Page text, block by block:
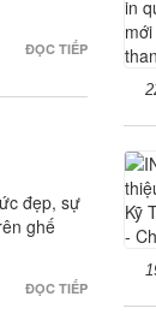
ĐỌC TIẾP
đẹp, sự
ghế
ĐỌC TIẾP